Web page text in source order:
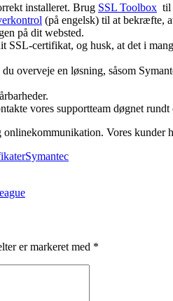
installeret. Brug SSL Toolbox til
(på engelsk) til at bekræfte,
på dit websted.
SSL-certifikat, og husk, at det i
overveje en løsning, såsom
vores supportteam døgnet
Vores kunder
Symantec
er markeret med *